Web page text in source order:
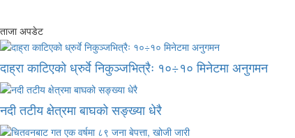
ताजा अपडेट
दाह्रा काटिएको ध्रुर्वे निकुञ्जभित्रैः १०÷१० मिनेटमा अनुगमन
नदी तटीय क्षेत्रमा बाघको सङ्ख्या धेरै